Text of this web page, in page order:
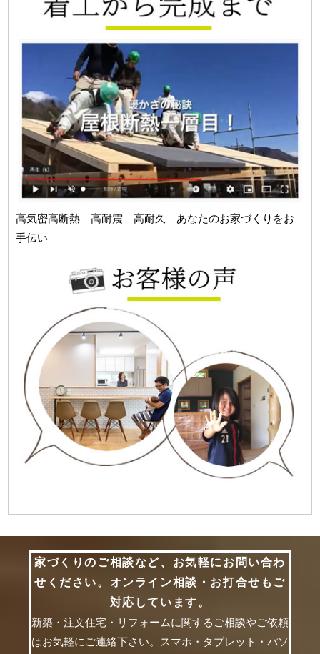
高気密高断熱 高耐震 高耐久 あなたのお家づくりをお
手伝い
家づくりのご相談など、お気軽にお問い合わ
せください。 オンライン相談・お打合せもご
対応しています。
新築・注文住宅・リフォームに関するご相談やご依頼
はお気軽にご連絡下さい。
スマホ・タブレット・パソ